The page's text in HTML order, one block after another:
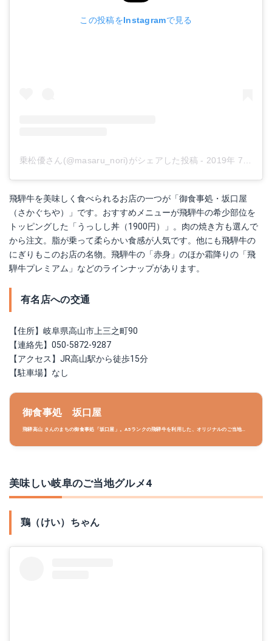
この投稿をInstagramで見る
乗松優さん(@masaru_nori)がシェアした投稿 - 2019年 7月月19日午後8時04分PDT
飛騨牛を美味しく食べられるお店の一つが「御食事処・坂口屋
（さかぐちや）」です。おすすめメニューが飛騨牛の希少部位を
トッピングした「うっしし丼（1900円）」。肉の焼き方も選んで
から注文。脂が乗って柔らかい食感が人気です。他にも飛騨牛の
にぎりもこのお店の名物。飛騨牛の「赤身」のほか霜降りの「飛
騨牛プレミアム」などのラインナップがあります。
有名店への交通
【住所】岐阜県高山市上三之町90
【連絡先】050-5872-9287
【アクセス】JR高山駅から徒歩15分
【駐車場】なし
御食事処 坂口屋
飛騨高山 さんのまちの御食事処「坂口屋」。A5ランクの飛騨牛を利用した、オリジナルのご当地グ
美味しい岐阜のご当地グルメ4
鶏（けい）ちゃん